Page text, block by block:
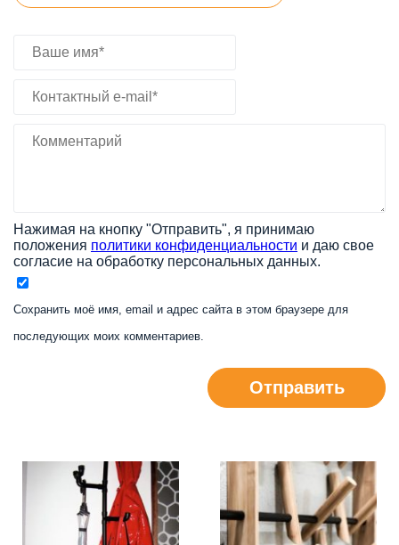
Нажимая на кнопку "Отправить", я принимаю
положения политики конфиденциальности и даю свое
согласие на обработку персональных данных.
Сохранить моё имя, email и адрес сайта в этом браузере для
последующих моих комментариев.
Отправить